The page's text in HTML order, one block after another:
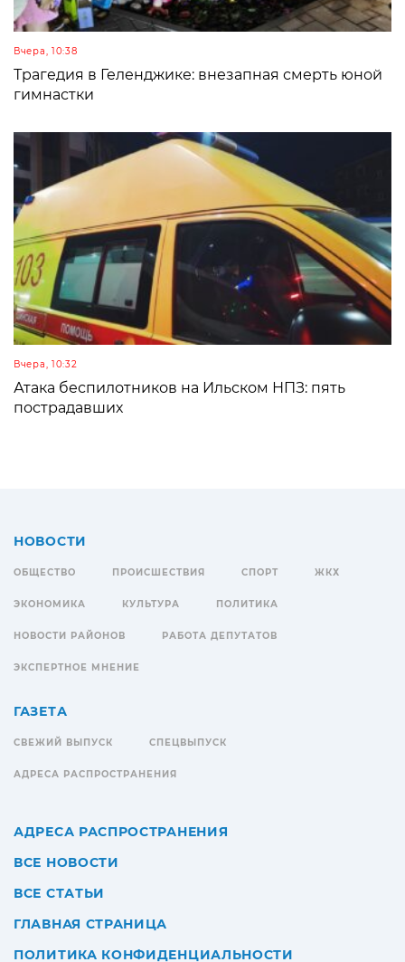
Вчера, 10:38
Трагедия в Геленджике: внезапная смерть юной
гимнастки
Вчера, 10:32
Атака беспилотников на Ильском НПЗ: пять
пострадавших
НОВОСТИ
ОБЩЕСТВО ПРОИСШЕСТВИЯ СПОРТ ЖКХ
ЭКОНОМИКА КУЛЬТУРА ПОЛИТИКА
НОВОСТИ РАЙОНОВ РАБОТА ДЕПУТАТОВ
ЭКСПЕРТНОЕ МНЕНИЕ
ГАЗЕТА
СВЕЖИЙ ВЫПУСК СПЕЦВЫПУСК
АДРЕСА РАСПРОСТРАНЕНИЯ
АДРЕСА РАСПРОСТРАНЕНИЯ
ВСЕ НОВОСТИ
ВСЕ СТАТЬИ
ГЛАВНАЯ СТРАНИЦА
ПОЛИТИКА КОНФИДЕНЦИАЛЬНОСТИ